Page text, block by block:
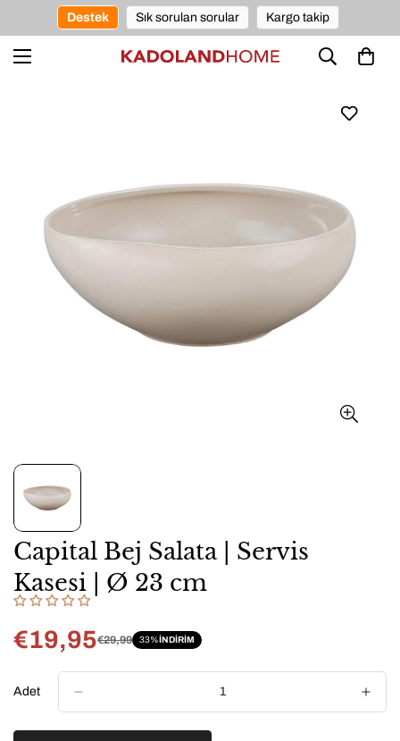
Destek Sık sorulan sorular Kargo takip
Capital Bej Salata | Servis
Kasesi | Ø 23 cm
Satış
€19,95
Normal
€29,99 33%INDIRIM
Adet